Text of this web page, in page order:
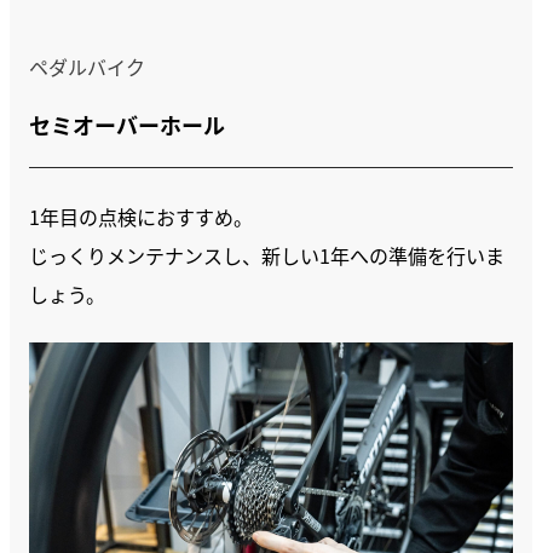
ペダルバイク
セミオーバーホール
1年目の点検におすすめ。
じっくりメンテナンスし、新しい1年への準備を行いま
しょう。